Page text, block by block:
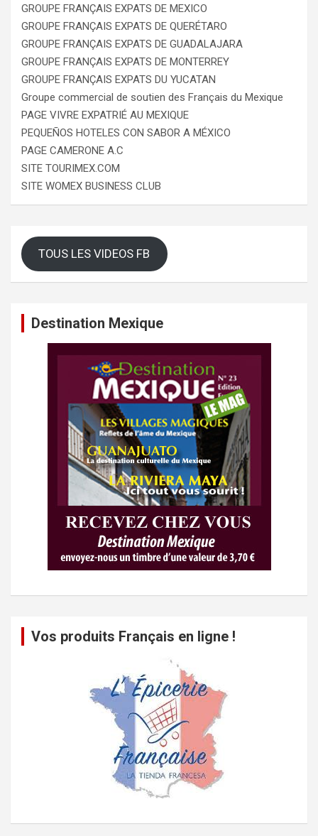
GROUPE FRANÇAIS EXPATS DE MEXICO
GROUPE FRANÇAIS EXPATS DE QUERÉTARO
GROUPE FRANÇAIS EXPATS DE GUADALAJARA
GROUPE FRANÇAIS EXPATS DE MONTERREY
GROUPE FRANÇAIS EXPATS DU YUCATAN
Groupe commercial de soutien des Français du Mexique
PAGE VIVRE EXPATRIÉ AU MEXIQUE
PEQUEÑOS HOTELES CON SABOR A MÉXICO
PAGE CAMERONE A.C
SITE TOURIMEX.COM
SITE WOMEX BUSINESS CLUB
TOUS LES VIDEOS FB
Destination Mexique
Vos produits Français en ligne !